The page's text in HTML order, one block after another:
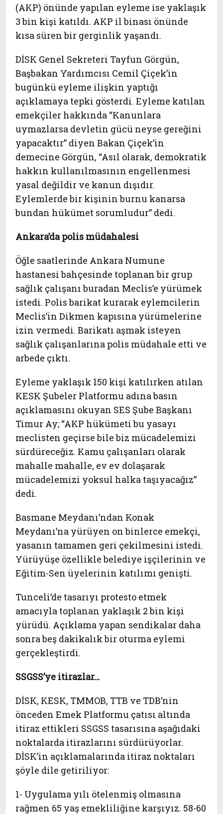
(AKP) önünde yapılan eyleme ise yaklaşık
3 bin kişi katıldı. AKP il binası önünde
kısa süren bir gerginlik yaşandı.
DİSK Genel Sekreteri Tayfun Görgün,
Başbakan Yardımcısı Cemil Çiçek’in
bugünkü eyleme ilişkin yaptığı
açıklamaya tepki gösterdi. Eyleme katılan
emekçiler hakkında “Kanunlara
uymazlarsa devletin gücü neyse gereğini
yapacaktır” diyen Bakan Çiçek’in
demecine Görgün, “Asıl olarak, demokratik
hakkın kullanılmasının engellenmesi
yasal değildir ve kanun dışıdır.
Eylemlerde bir kişinin burnu kanarsa
bundan hükümet sorumludur” dedi.
Ankara’da polis müdahalesi
Öğle saatlerinde Ankara Numune
hastanesi bahçesinde toplanan bir grup
sağlık çalışanı buradan Meclis’e yürümek
istedi. Polis barikat kurarak eylemcilerin
Meclis’in Dikmen kapısına yürümelerine
izin vermedi. Barikatı aşmak isteyen
sağlık çalışanlarına polis müdahale etti ve
arbede çıktı.
Eyleme yaklaşık 150 kişi katılırken atılan
KESK Şubeler Platformu adına basın
açıklamasını okuyan SES Şube Başkanı
Timur Ay; “AKP hükümeti bu yasayı
meclisten geçirse bile biz mücadelemizi
sürdüreceğiz. Kamu çalışanları olarak
mahalle mahalle, ev ev dolaşarak
mücadelemizi yoksul halka taşıyacağız”
dedi.
Basmane Meydanı’ndan Konak
Meydanı’na yürüyen on binlerce emekçi,
yasanın tamamen geri çekilmesini istedi.
Yürüyüşe özellikle belediye işçilerinin ve
Eğitim-Sen üyelerinin katılımı genişti.
Tunceli’de tasarıyı protesto etmek
amacıyla toplanan yaklaşık 2 bin kişi
yürüdü. Açıklama yapan sendikalar daha
sonra beş dakikalık bir oturma eylemi
gerçekleştirdi.
SSGSS’ye itirazlar…
DİSK, KESK, TMMOB, TTB ve TDB’nin
önceden Emek Platformu çatısı altında
itiraz ettikleri SSGSS tasarısına aşağıdaki
noktalarda itirazlarını sürdürüyorlar.
DİSK’in açıklamalarında itiraz noktaları
şöyle dile getiriliyor:
1- Uygulama yılı ötelenmiş olmasına
rağmen 65 yaş emekliliğine karşıyız. 58-60